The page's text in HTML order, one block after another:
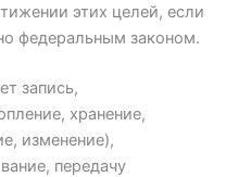
этих целей, если
федеральным законом.
запись,
хранение,
изменение),
передачу